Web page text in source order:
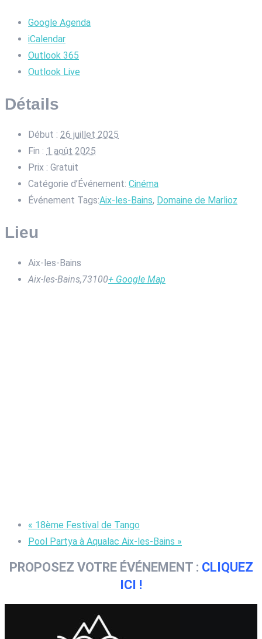
Google Agenda
iCalendar
Outlook 365
Outlook Live
Détails
Début : 26 juillet 2025
Fin : 1 août 2025
Prix : Gratuit
Catégorie d’Événement: Cinéma
Événement Tags:Aix-les-Bains, Domaine de Marlioz
Lieu
Aix-les-Bains
Aix-les-Bains,73100+ Google Map
« 18ème Festival de Tango
Pool Partya à Aqualac Aix-les-Bains »
PROPOSEZ VOTRE ÉVÉNEMENT : CLIQUEZ
ICI !